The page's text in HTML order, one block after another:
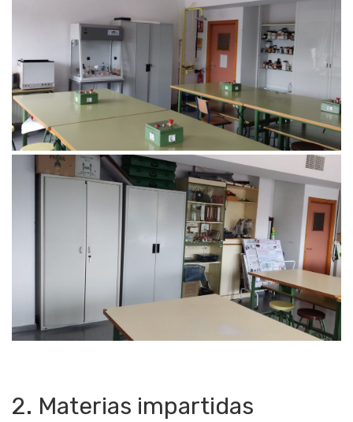
2. Materias impartidas